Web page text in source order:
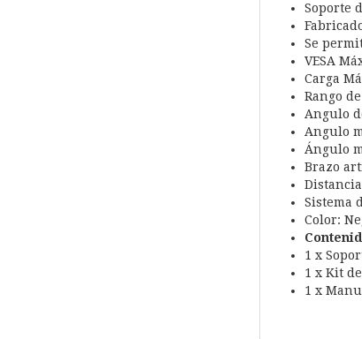
Soporte
Se
VESA
Carga
Rango
Angulo
Angulo
Ángulo
Brazo
Sistema
Color:
1 x
1 x Kit
1 x